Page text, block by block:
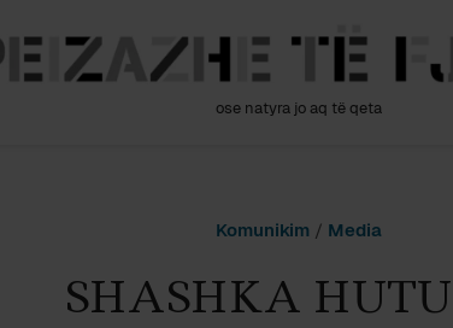
ose natyra jo aq të qeta
Komunikim / Media
SHASHKA